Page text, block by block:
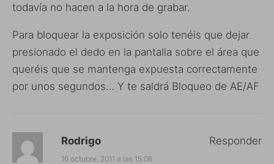
todavía no hacen a la hora de grabar.
Para bloquear la exposición solo tenéis que dejar
presionado el dedo en la pantalla sobre el área que
queréis que se mantenga expuesta correctamente
por unos segundos… Y te saldrá Bloqueo de AE/AF
Rodrigo
16 octubre, 2011 a las 15:06
Responder